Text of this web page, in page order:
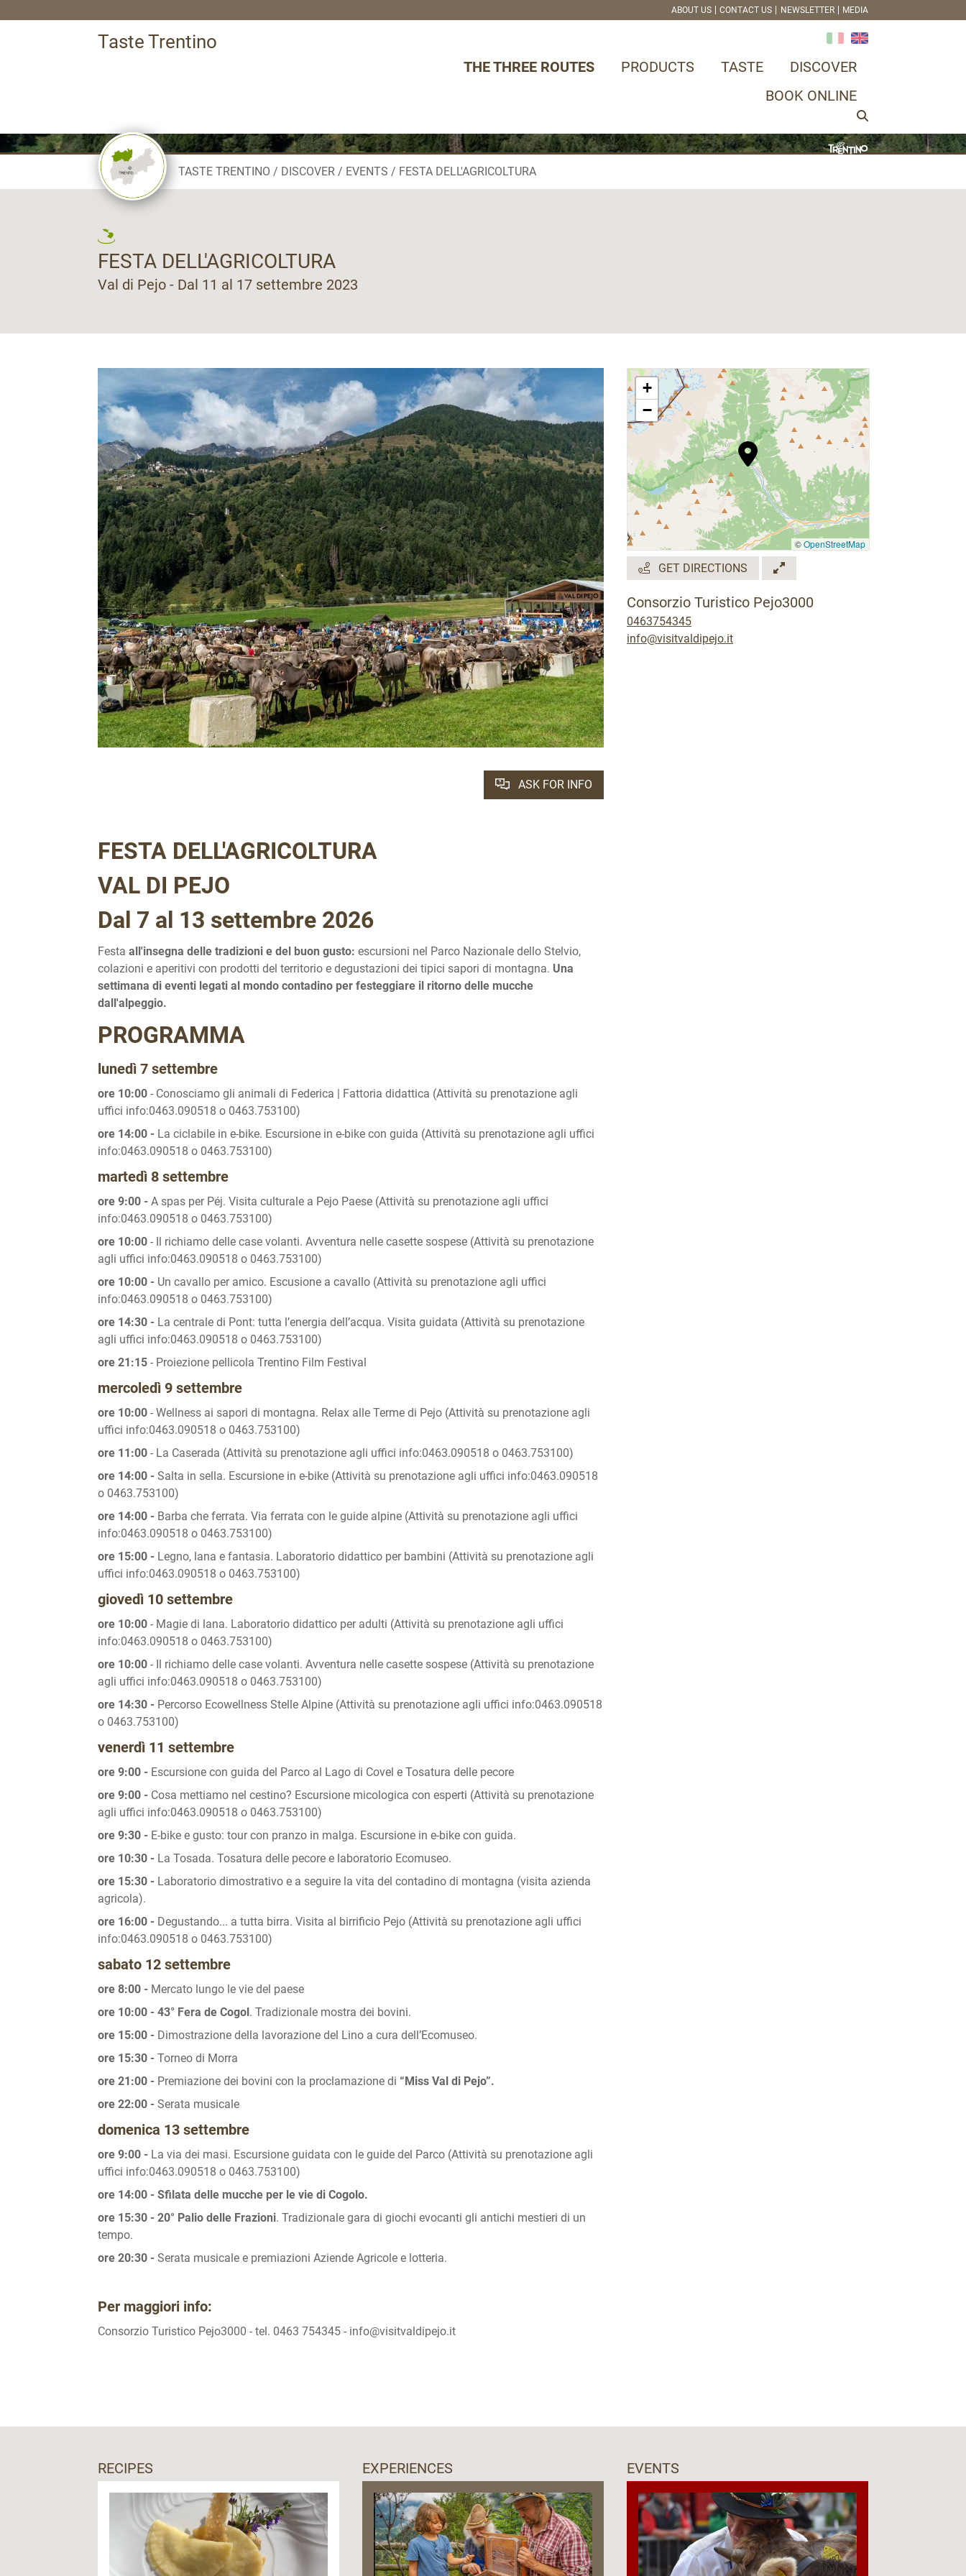
ABOUT US CONTACT US NEWSLETTER MEDIA
Taste Trentino
THE THREE ROUTES PRODUCTS TASTE
DISCOVER
BOOK ONLINE
TASTE TRENTINO DISCOVER EVENTS FESTA DELL'AGRICOLTURA
FESTA DELL'AGRICOLTURA
Val di Pejo - Dal 11 al 17 settembre 2023
ASK FOR INFO
FESTA DELL'AGRICOLTURA
VAL DI PEJO
Dal 7 al 13 settembre 2026
Festa all'insegna delle tradizioni e del buon gusto: escursioni nel Parco Nazionale dello Stelvio,
colazioni e aperitivi con prodotti del territorio e degustazioni dei tipici sapori di montagna. Una
settimana di eventi legati al mondo contadino per festeggiare il ritorno delle mucche
dall'alpeggio.
PROGRAMMA
lunedì 7 settembre
ore 10:00 - Conosciamo gli animali di Federica | Fattoria didattica (Attività su prenotazione agli
uffici info:0463.090518 o 0463.753100)
ore 14:00 - La ciclabile in e-bike. Escursione in e-bike con guida (Attività su prenotazione agli uffici
info:0463.090518 o 0463.753100)
martedì 8 settembre
ore 9:00 - A spas per Péj. Visita culturale a Pejo Paese (Attività su prenotazione agli uffici
info:0463.090518 o 0463.753100)
ore 10:00 - Il richiamo delle case volanti. Avventura nelle casette sospese (Attività su prenotazione
agli uffici info:0463.090518 o 0463.753100)
ore 10:00 - Un cavallo per amico. Escusione a cavallo (Attività su prenotazione agli uffici
info:0463.090518 o 0463.753100)
ore 14:30 - La centrale di Pont: tutta l’energia dell’acqua. Visita guidata (Attività su prenotazione
agli uffici info:0463.090518 o 0463.753100)
ore 21:15 - Proiezione pellicola Trentino Film Festival
mercoledì 9 settembre
ore 10:00 - Wellness ai sapori di montagna. Relax alle Terme di Pejo (Attività su prenotazione agli
uffici info:0463.090518 o 0463.753100)
ore 11:00 - La Caserada (Attività su prenotazione agli uffici info:0463.090518 o 0463.753100)
ore 14:00 - Salta in sella. Escursione in e-bike (Attività su prenotazione agli uffici info:0463.090518
o 0463.753100)
ore 14:00 - Barba che ferrata. Via ferrata con le guide alpine (Attività su prenotazione agli uffici
info:0463.090518 o 0463.753100)
ore 15:00 - Legno, lana e fantasia. Laboratorio didattico per bambini (Attività su prenotazione agli
uffici info:0463.090518 o 0463.753100)
giovedì 10 settembre
ore 10:00 - Magie di lana. Laboratorio didattico per adulti (Attività su prenotazione agli uffici
info:0463.090518 o 0463.753100)
ore 10:00 - Il richiamo delle case volanti. Avventura nelle casette sospese (Attività su prenotazione
agli uffici info:0463.090518 o 0463.753100)
ore 14:30 - Percorso Ecowellness Stelle Alpine (Attività su prenotazione agli uffici info:0463.090518
o 0463.753100)
venerdì 11 settembre
ore 9:00 - Escursione con guida del Parco al Lago di Covel e Tosatura delle pecore
ore 9:00 - Cosa mettiamo nel cestino? Escursione micologica con esperti (Attività su prenotazione
agli uffici info:0463.090518 o 0463.753100)
ore 9:30 - E-bike e gusto: tour con pranzo in malga. Escursione in e-bike con guida.
ore 10:30 - La Tosada. Tosatura delle pecore e laboratorio Ecomuseo.
ore 15:30 - Laboratorio dimostrativo e a seguire la vita del contadino di montagna (visita azienda
agricola).
ore 16:00 - Degustando... a tutta birra. Visita al birrificio Pejo (Attività su prenotazione agli uffici
info:0463.090518 o 0463.753100)
sabato 12 settembre
ore 8:00 - Mercato lungo le vie del paese
ore 10:00 - 43° Fera de Cogol. Tradizionale mostra dei bovini.
ore 15:00 - Dimostrazione della lavorazione del Lino a cura dell’Ecomuseo.
ore 15:30 - Torneo di Morra
ore 21:00 - Premiazione dei bovini con la proclamazione di “Miss Val di Pejo”.
ore 22:00 - Serata musicale
domenica 13 settembre
ore 9:00 - La via dei masi. Escursione guidata con le guide del Parco (Attività su prenotazione agli
uffici info:0463.090518 o 0463.753100)
ore 14:00 - Sfilata delle mucche per le vie di Cogolo.
ore 15:30 - 20° Palio delle Frazioni. Tradizionale gara di giochi evocanti gli antichi mestieri di un
tempo.
ore 20:30 - Serata musicale e premiazioni Aziende Agricole e lotteria.
Per maggiori info:
Consorzio Turistico Pejo3000 - tel. 0463 754345 - info@visitvaldipejo.it
+
−
©OpenStreetMap
GET DIRECTIONS
Consorzio Turistico Pejo3000
0463754345
info@visitvaldipejo.it
RECIPES EXPERIENCES EVENTS